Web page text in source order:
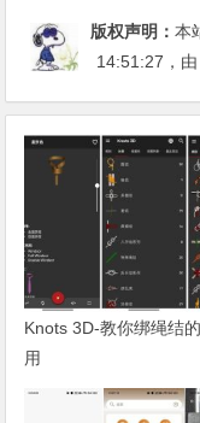
版权声明：本
14:51:27 ，由
Knots 3D-教你绑绳结
用